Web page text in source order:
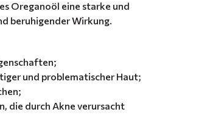
Oreganoöl eine starke und
beruhigender Wirkung.
und problematischer Haut;
die durch Akne verursacht